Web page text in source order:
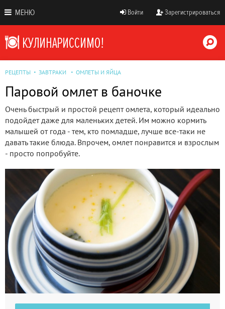
МЕНЮ Войти Зарегистрироваться
РЕЦЕПТЫ ЗАВТРАКИ ОМЛЕТЫ И ЯЙЦА
Паровой омлет в баночке
Очень быстрый и простой рецепт омлета, который идеально
подойдет даже для маленьких детей. Им можно кормить
малышей от года - тем, кто помладше, лучше все-таки не
давать такие блюда. Впрочем, омлет понравится и взрослым
- просто попробуйте.